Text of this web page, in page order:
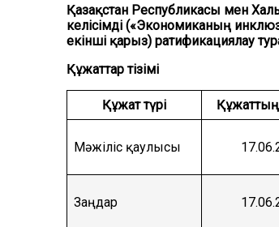
Қазақстан Республикасы мен
келісімді («Экономиканың
екінші қарыз) ратификациялау
Құжаттар тізімі
Құжат түрі
Мәжіліс қаулысы
Заңдар